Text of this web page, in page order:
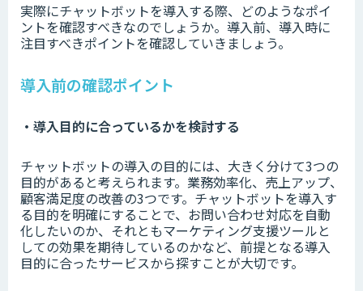
実際にチャットボットを導入する際、どのようなポイ
ントを確認すべきなのでしょうか。導入前、導入時に
注目すべきポイントを確認していきましょう。
導入前の確認ポイント
・導入目的に合っているかを検討する
チャットボットの導入の目的には、大きく分けて3つの
目的があると考えられます。業務効率化、売上アップ、
顧客満足度の改善の3つです。チャットボットを導入す
る目的を明確にすることで、お問い合わせ対応を自動
化したいのか、それともマーケティング支援ツールと
しての効果を期待しているのかなど、前提となる導入
目的に合ったサービスから探すことが大切です。